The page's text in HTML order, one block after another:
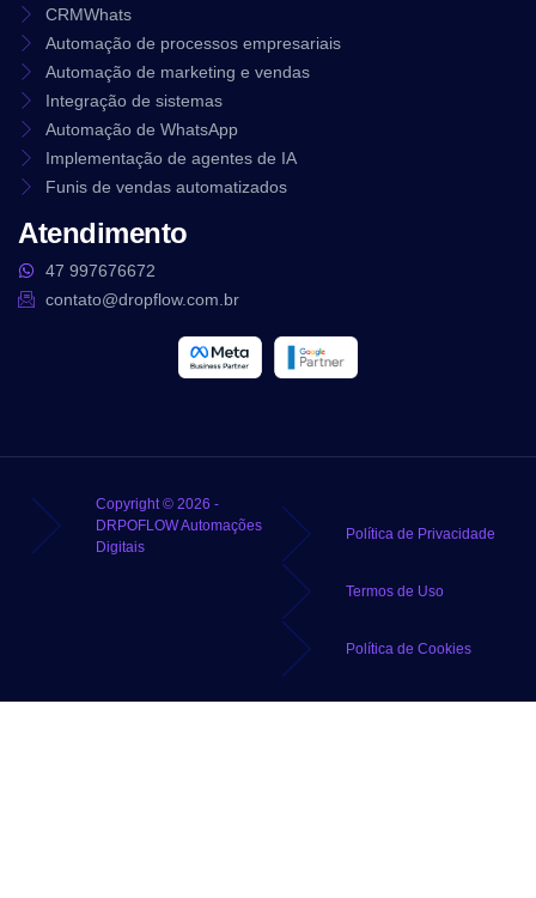
CRMWhats
Automação de processos empresariais
Automação de marketing e vendas
Integração de sistemas
Automação de WhatsApp
Implementação de agentes de IA
Funis de vendas automatizados
Atendimento
47 997676672
contato@dropflow.com.br
Copyright © 2026 -
DRPOFLOW Automações
Digitais
Política de Privacidade
Termos de Uso
Política de Cookies